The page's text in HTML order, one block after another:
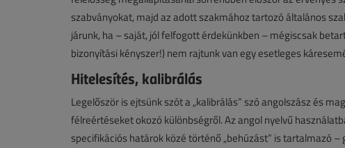
szabványokat, majd az adott szakmához tartozó általános
járunk, ha – saját, jól felfogott érdekünkben – mégiscsak
bizonyítási kényszer!) nem rajtunk van egy esetleges
Hitelesítés, kalibrálás
Legelőször is ejtsünk szót a „kalibrálás” szó angolszász és
félreértéseket okozó különbségről. Az angol nyelvű
specifikációs határok közé történő „behúzást” is tartalmazó